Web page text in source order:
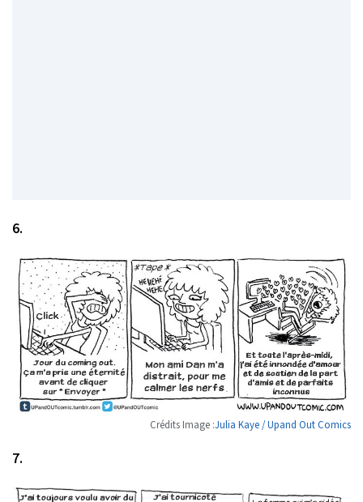
6.
Crédits Image :Julia Kaye / Upand Out Comics
7.